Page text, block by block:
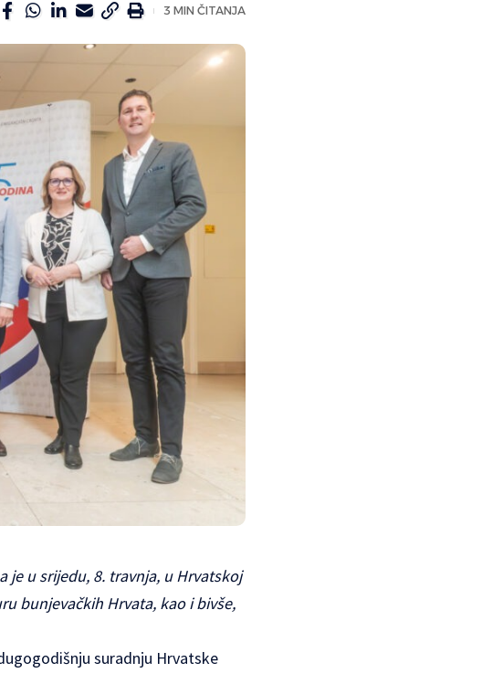
3 MIN ČITANJA
je u srijedu, 8. travnja, u Hrvatskoj
bunjevačkih Hrvata, kao i bivše,
suradnju Hrvatske